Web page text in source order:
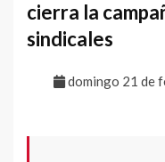
cierra la
sindicales
domingo 21 de